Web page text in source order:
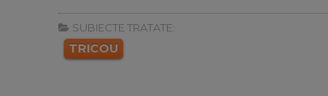
SUBIECTE TRATATE:
TRICOU